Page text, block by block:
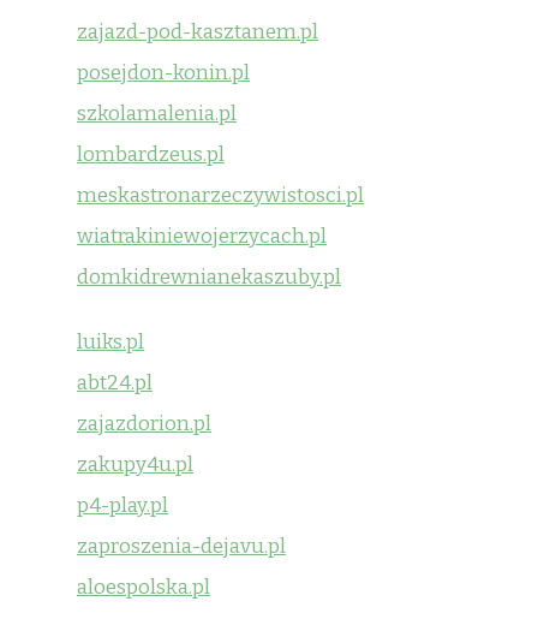
zajazd-pod-kasztanem.pl
posejdon-konin.pl
szkolamalenia.pl
lombardzeus.pl
meskastronarzeczywistosci.pl
wiatrakiniewojerzycach.pl
domkidrewnianekaszuby.pl
luiks.pl
abt24.pl
zajazdorion.pl
zakupy4u.pl
p4-play.pl
zaproszenia-dejavu.pl
aloespolska.pl